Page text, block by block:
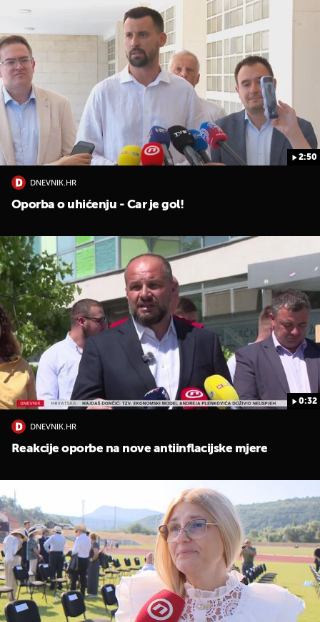
2:50
DNEVNIK.HR
Oporba o uhićenju - Car je gol!
0:32
DNEVNIK.HR
Reakcije oporbe na nove antiinflacijske mjere
UKLJUČITE NOTIFIKACIJE